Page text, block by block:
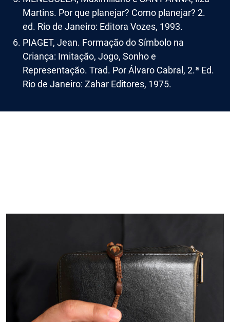
Martins. Por que planejar? Como planejar? 2.
ed. Rio de Janeiro: Editora Vozes, 1993.
PIAGET, Jean. Formação do Símbolo na
Criança: Imitação, Jogo, Sonho e
Representação. Trad. Por Álvaro Cabral, 2.ª Ed.
Rio de Janeiro: Zahar Editores, 1975.
Imagem de capa